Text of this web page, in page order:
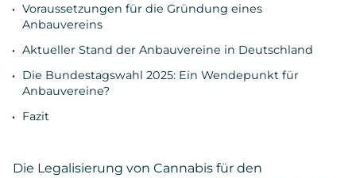
Voraussetzungen für die Gründung eines
Anbauvereins
Aktueller Stand der Anbauvereine in Deutschland
Die Bundestagswahl 2025: Ein Wendepunkt für
Anbauvereine?
Fazit
Die Legalisierung von Cannabis für den